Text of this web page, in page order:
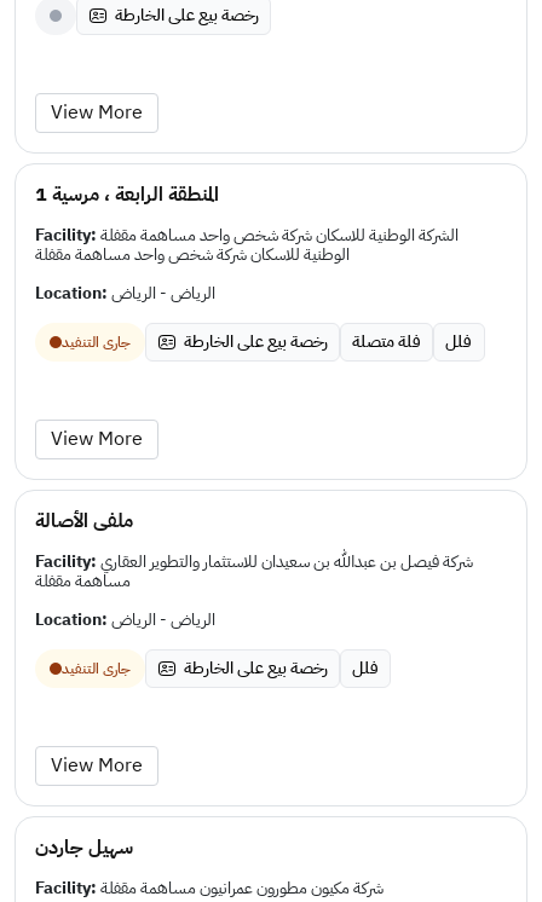
رخصة بيع على الخارطة
View More
المنطقة الرابعة ، مرسية 1
Facility:الشركة الوطنية للاسكان شركة شخص واحد مساهمة مقفلة
الوطنية للاسكان شركة شخص واحد مساهمة مقفلة
Location:الرياض - الرياض
جارى التنفيد رخصة بيع على الخارطة فلة متصلة فلل
View More
ملفى الأصالة
Facility:شركة فيصل بن عبدالله بن سعيدان للاستثمار والتطوير العقاري
مساهمة مقفلة
Location:الرياض - الرياض
جارى التنفيد رخصة بيع على الخارطة فلل
View More
سهيل جاردن
Facility:شركة مكيون مطورون عمرانيون مساهمة مقفلة